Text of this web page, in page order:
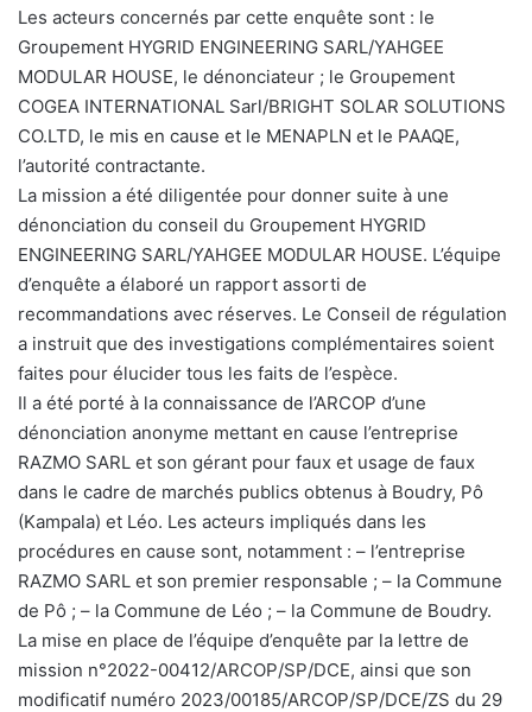
Les acteurs concernés par cette enquête sont : le
Groupement HYGRID ENGINEERING SARL/YAHGEE
MODULAR HOUSE, le dénonciateur ; le Groupement
COGEA INTERNATIONAL Sarl/BRIGHT SOLAR SOLUTIONS
CO.LTD, le mis en cause et le MENAPLN et le PAAQE,
l’autorité contractante.
La mission a été diligentée pour donner suite à une
dénonciation du conseil du Groupement HYGRID
ENGINEERING SARL/YAHGEE MODULAR HOUSE. L’équipe
d’enquête a élaboré un rapport assorti de
recommandations avec réserves. Le Conseil de régulation
a instruit que des investigations complémentaires soient
faites pour élucider tous les faits de l’espèce.
Il a été porté à la connaissance de l’ARCOP d’une
dénonciation anonyme mettant en cause l’entreprise
RAZMO SARL et son gérant pour faux et usage de faux
dans le cadre de marchés publics obtenus à Boudry, Pô
(Kampala) et Léo. Les acteurs impliqués dans les
procédures en cause sont, notamment : – l’entreprise
RAZMO SARL et son premier responsable ; – la Commune
de Pô ; – la Commune de Léo ; – la Commune de Boudry.
La mise en place de l’équipe d’enquête par la lettre de
mission n°2022-00412/ARCOP/SP/DCE, ainsi que son
modificatif numéro 2023/00185/ARCOP/SP/DCE/ZS du 29